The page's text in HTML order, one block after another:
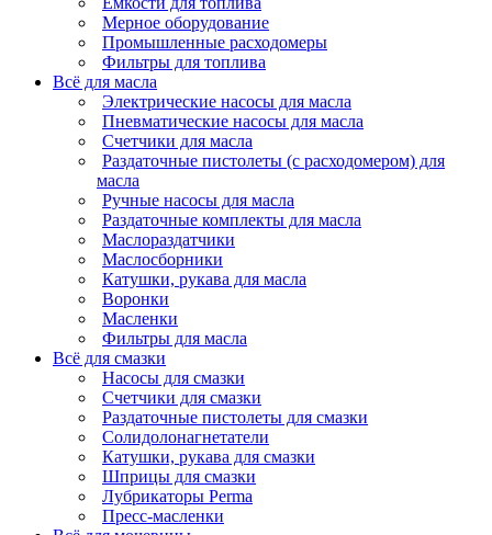
Мерное оборудование
Промышленные расходомеры
Фильтры для топлива
Всё для масла
Электрические насосы для масла
Пневматические насосы для масла
Счетчики для масла
Раздаточные пистолеты (с расходомером) для
масла
Ручные насосы для масла
Раздаточные комплекты для масла
Маслораздатчики
Маслосборники
Катушки, рукава для масла
Воронки
Масленки
Фильтры для масла
Всё для смазки
Насосы для смазки
Счетчики для смазки
Раздаточные пистолеты для смазки
Солидолонагнетатели
Катушки, рукава для смазки
Шприцы для смазки
Лубрикаторы Perma
Пресс-масленки